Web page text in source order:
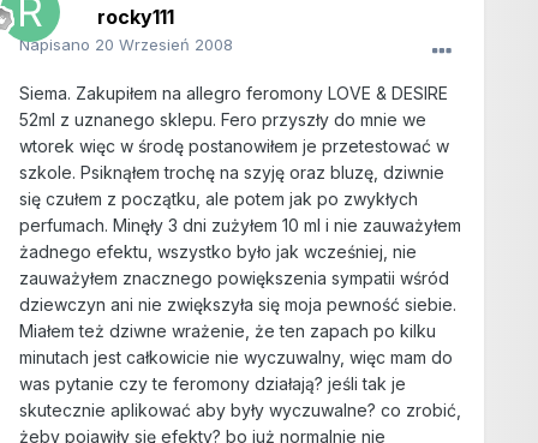
rocky111
Napisano 20 Wrzesień 2008
Siema. Zakupiłem na allegro feromony LOVE & DESIRE
52ml z uznanego sklepu. Fero przyszły do mnie we
wtorek więc w środę postanowiłem je przetestować w
szkole. Psiknąłem trochę na szyję oraz bluzę, dziwnie
się czułem z początku, ale potem jak po zwykłych
perfumach. Minęły 3 dni zużyłem 10 ml i nie zauważyłem
żadnego efektu, wszystko było jak wcześniej, nie
zauważyłem znacznego powiększenia sympatii wśród
dziewczyn ani nie zwiększyła się moja pewność siebie.
Miałem też dziwne wrażenie, że ten zapach po kilku
minutach jest całkowicie nie wyczuwalny, więc mam do
was pytanie czy te feromony działają? jeśli tak je
skutecznie aplikować aby były wyczuwalne? co zrobić,
żeby pojawiły się efekty? bo już normalnie nie